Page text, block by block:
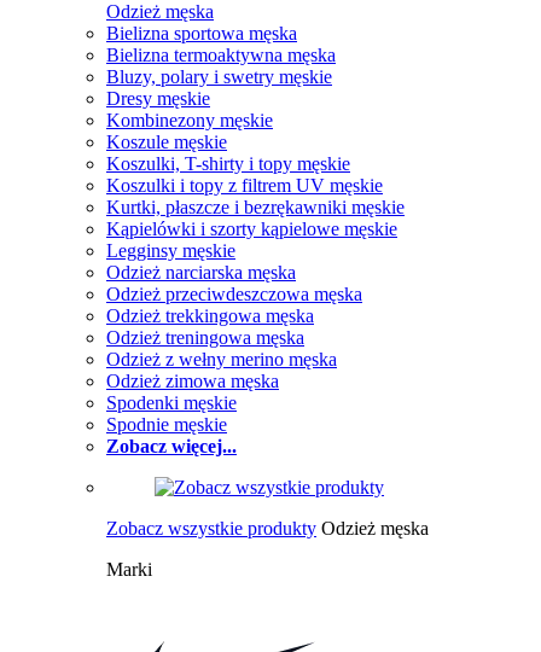
Odzież męska
Bielizna sportowa męska
Bielizna termoaktywna męska
Bluzy, polary i swetry męskie
Dresy męskie
Kombinezony męskie
Koszule męskie
Koszulki, T-shirty i topy męskie
Koszulki i topy z filtrem UV męskie
Kurtki, płaszcze i bezrękawniki męskie
Kąpielówki i szorty kąpielowe męskie
Legginsy męskie
Odzież narciarska męska
Odzież przeciwdeszczowa męska
Odzież trekkingowa męska
Odzież treningowa męska
Odzież z wełny merino męska
Odzież zimowa męska
Spodenki męskie
Spodnie męskie
Zobacz więcej...
Zobacz wszystkie produkty Odzież męska
Marki